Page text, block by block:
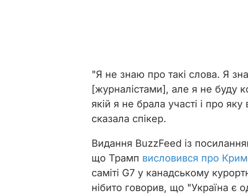
"Я не знаю про такі слова. Я
[журналістами], але я не буду
якій я не брала участі і про
сказала спікер.
Видання BuzzFeed із
що Трамп висловився про Крим
саміті G7 у канадському
нібито говорив, що "Україна є